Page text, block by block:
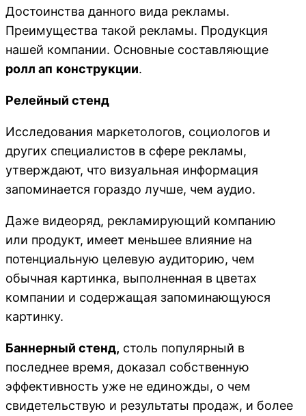
Достоинства данного вида рекламы.
Преимущества такой рекламы. Продукция
нашей компании. Основные составляющие
ролл ап конструкции.
Релейный стенд
Исследования маркетологов, социологов и
других специалистов в сфере рекламы,
утверждают, что визуальная информация
запоминается гораздо лучше, чем аудио.
Даже видеоряд, рекламирующий компанию
или продукт, имеет меньшее влияние на
потенциальную целевую аудиторию, чем
обычная картинка, выполненная в цветах
компании и содержащая запоминающуюся
картинку.
Баннерный стенд, столь популярный в
последнее время, доказал собственную
эффективность уже не единожды, о чем
свидетельствую и результаты продаж, и более